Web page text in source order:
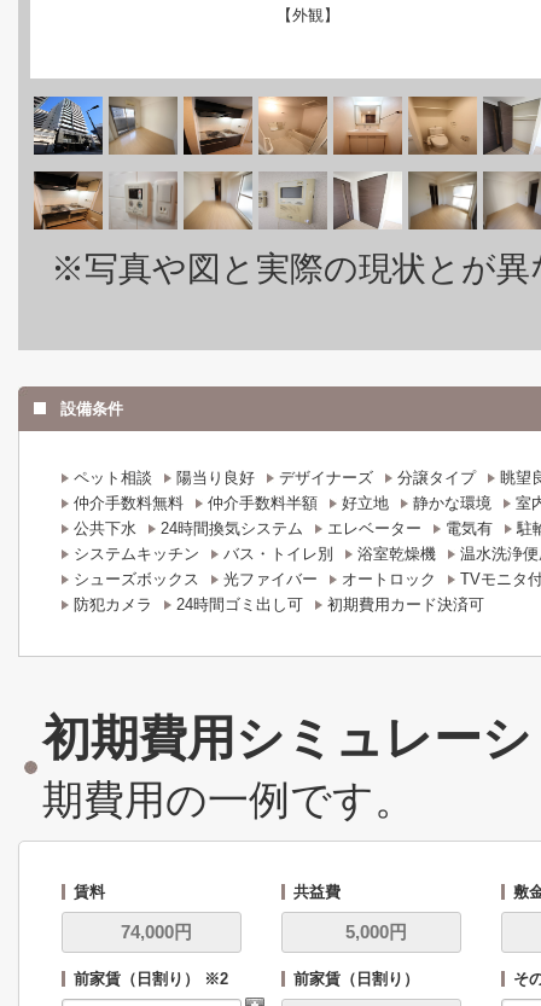
【外観】
※写真や図と実際の現状とが
設備条件
ペット相談 陽当り良好 デザイナーズ 分譲タイプ
眺望
仲介手数料無料
仲介手数料半額 好立地 静かな環境
室
公共下水
24時間換気システム エレベーター 電気有
駐
システムキッチン
バス・トイレ別 浴室乾燥機
温水洗浄
シューズボックス
光ファイバー オートロック
TVモニタ
防犯カメラ
24時間ゴミ出し可 初期費用カード決済可
初期費用シミュレー
期費用の一例です。
賃料 共益費 敷
前家賃（日割り） ※2 前家賃（日割り） そ